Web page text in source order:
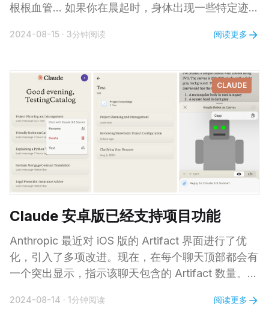
根根血管... 如果你在晨起时，身体出现一些特定迹
查。 多数患者是在出现心脑血管疾病后才发现自己
可寻。 第一、手脚发麻 血脂增高时，血液黏稠度往
往会增加，影响血液在血管内的正常流动，导致血液
循环不畅。 手脚处于身体末端，本身血液供应就相
对较弱。当血脂问题影响血液循环时，手脚更容易出
现供血不足情况，进而出现麻木感。 血脂增高还会
导致血管壁受损，引发炎症反应，甚至对神经系统产
生一定不良影响，干扰神经信号的正常传导，导致手
脚发麻。 第二、胸闷不适
2024-08-15 · 3分钟阅读 阅读更多
CLAUDE
Claude 安卓版已经支持项目功能
Anthropic 最近对 iOS 版的 Artifact 界面进行了优
化，引入了多项改进。现在，在每个聊天顶部都会有
一个突出显示，指示该聊天包含的 Artifact 数量。点
再需要滚动整个对话来查找它。 Since yesterday on
2024-08-14 · 1分钟阅读 阅读更多